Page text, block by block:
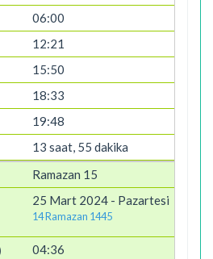
06:00
12:21
15:50
18:33
19:48
13 saat, 55 dakika
Ramazan 15
25 Mart 2024 - Pazartesi
14 Ramazan 1445
04:36